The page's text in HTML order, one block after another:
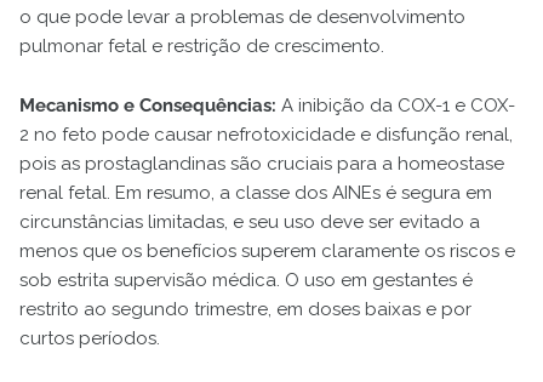
o que pode levar a problemas de desenvolvimento
pulmonar fetal e restrição de crescimento.
Mecanismo e Consequências: A inibição da COX-1 e COX-
2 no feto pode causar nefrotoxicidade e disfunção renal,
pois as prostaglandinas são cruciais para a homeostase
renal fetal. Em resumo, a classe dos AINEs é segura em
circunstâncias limitadas, e seu uso deve ser evitado a
menos que os benefícios superem claramente os riscos e
sob estrita supervisão médica. O uso em gestantes é
restrito ao segundo trimestre, em doses baixas e por
curtos períodos.